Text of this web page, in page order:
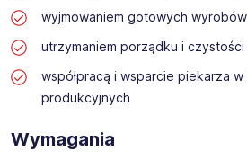
przyuczenia
wyjmowaniem gotowych
utrzymaniem porządku i
współpracą i wsparcie piekarza
produkcyjnych
Wymagania